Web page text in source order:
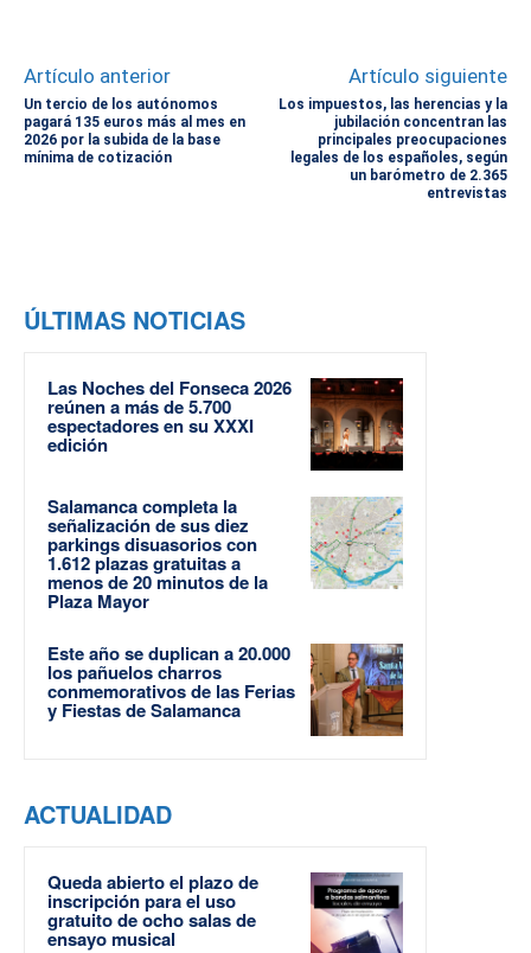
Artículo anterior
Un tercio de los autónomos
pagará 135 euros más al mes en
2026 por la subida de la base
mínima de cotización
Artículo siguiente
Los impuestos, las herencias y la
jubilación concentran las
principales preocupaciones
legales de los españoles, según
un barómetro de 2.365
entrevistas
ÚLTIMAS NOTICIAS
Las Noches del Fonseca 2026
reúnen a más de 5.700
espectadores en su XXXI
edición
Salamanca completa la
señalización de sus diez
parkings disuasorios con
1.612 plazas gratuitas a
menos de 20 minutos de la
Plaza Mayor
Este año se duplican a 20.000
los pañuelos charros
conmemorativos de las Ferias
y Fiestas de Salamanca
ACTUALIDAD
Queda abierto el plazo de
inscripción para el uso
gratuito de ocho salas de
ensayo musical